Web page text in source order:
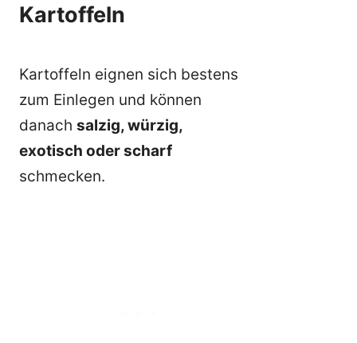
Kartoffeln
Kartoffeln eignen sich bestens
zum Einlegen und können
danach salzig, würzig,
exotisch oder scharf
schmecken.